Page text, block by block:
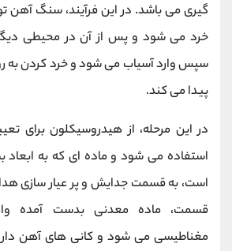
گیری می باشد. در این فرآیند، سنگ
خرد می شود و پس از آن در محیطی
سپس وارد آسیاب می شود و خرد کردن به
پیدا می کند.
در این مرحله، از هیدروسیکلون برای
استفاده می شود و ماده ای که به ابعاد
است، به قسمت جدایش و پر عیار سازی
قسمت، ماده معدنی بدست آمده
مغناطیسی می شود و کانی های آهن دار